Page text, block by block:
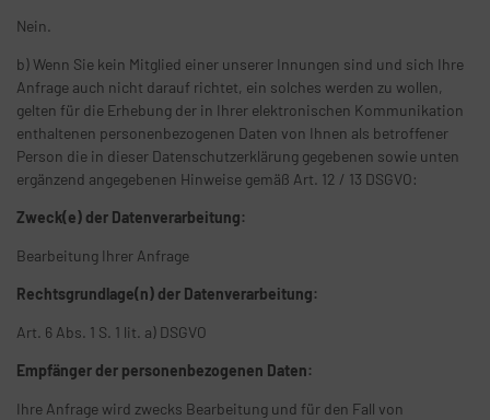
Nein.
b) Wenn Sie kein Mitglied einer unserer Innungen sind und sich Ihre
Anfrage auch nicht darauf richtet, ein solches werden zu wollen,
gelten für die Erhebung der in Ihrer elektronischen Kommunikation
enthaltenen personenbezogenen Daten von Ihnen als betroffener
Person die in dieser Datenschutzerklärung gegebenen sowie unten
ergänzend angegebenen Hinweise gemäß Art. 12 / 13 DSGVO:
Zweck(e) der Datenverarbeitung:
Bearbeitung Ihrer Anfrage
Rechtsgrundlage(n) der Datenverarbeitung:
Art. 6 Abs. 1 S. 1 lit. a) DSGVO
Empfänger der personenbezogenen Daten:
Ihre Anfrage wird zwecks Bearbeitung und für den Fall von